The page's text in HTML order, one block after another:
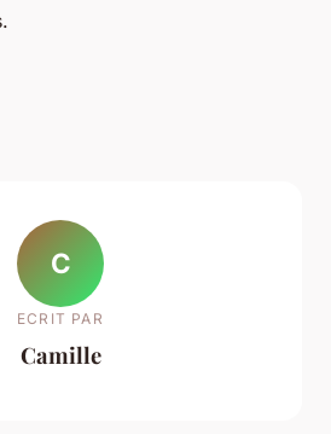
C
ECRIT PAR
Camille